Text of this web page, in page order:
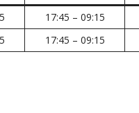
17:45 – 09:15
17:45 – 09:15